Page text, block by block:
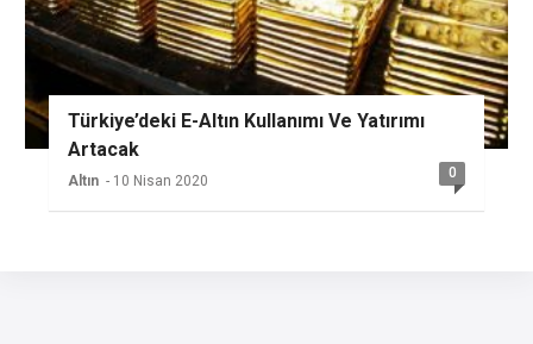
Türkiye’deki E-Altın Kullanımı Ve Yatırımı
Artacak
Altın - 10 Nisan 2020 0